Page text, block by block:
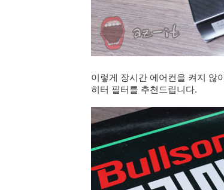
이렇게 장시간 에어컨을 켜지 않
히터 필터를 추천드립니다.